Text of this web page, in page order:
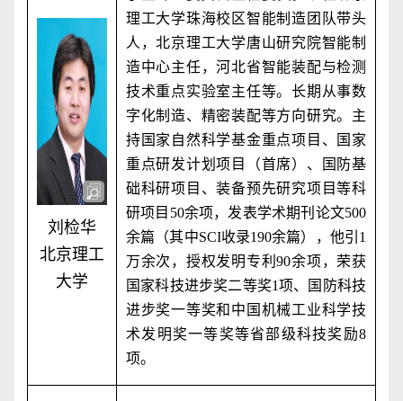
刘检华
北京理工
大学
理工大学珠海校区智能制造团队带头
人，北京理工大学唐山研究院智能制
造中心主任，河北省智能装配与检测
技术重点实验室主任等。长期从事数
字化制造、精密装配等方向研究。主
持国家自然科学基金重点项目、国家
重点研发计划项目（首席）、国防基
础科研项目、装备预先研究项目等科
研项目 50余项，发表学术期刊论文500
余篇（其中SCI收录190余篇），他引 1
万余次，授权发明专利90余项，荣获
国家科技进步奖二等奖1项、国防科技
进步奖一等奖和中国机械工业科学技
术发明奖一等奖等省部级科技奖励8
项。